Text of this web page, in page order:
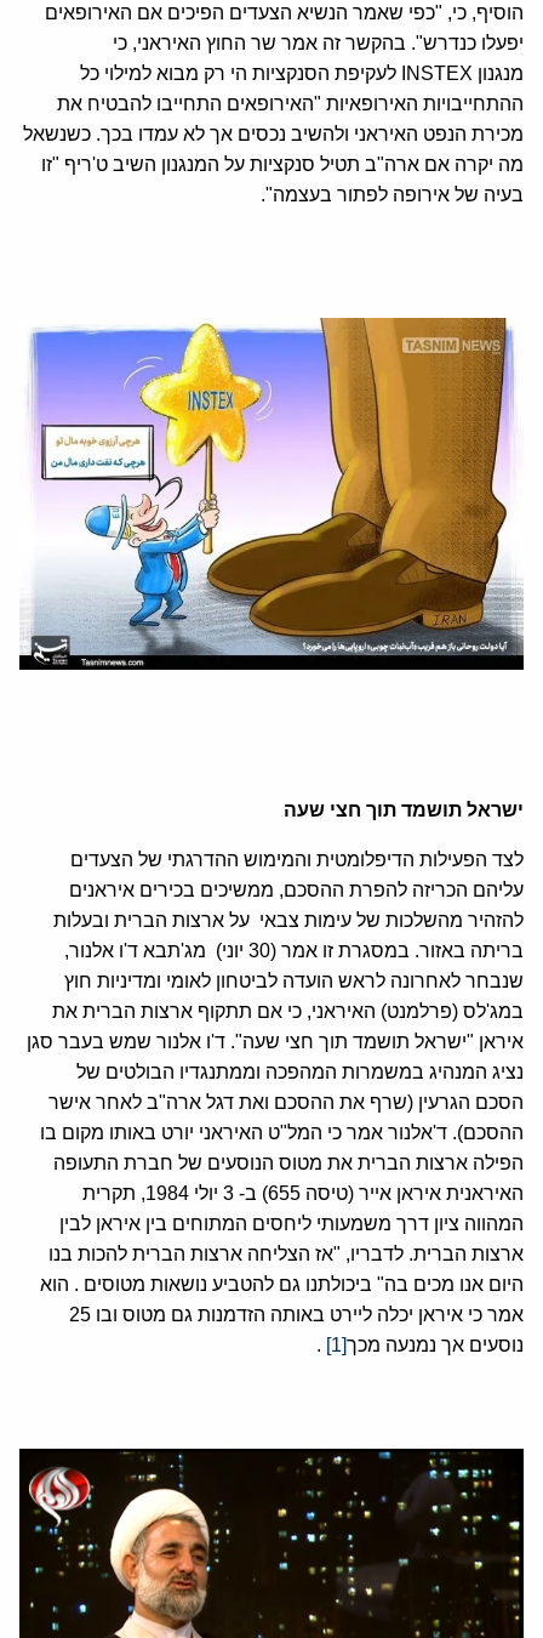
הוסיף, כי, "כפי שאמר הנשיא הצעדים הפיכים אם האירופאים
יפעלו כנדרש". בהקשר זה אמר שר החוץ האיראני, כי
מנגנון INSTEX לעקיפת הסנקציות הי רק מבוא למילוי כל
ההתחייבויות האירופאיות "האירופאים התחייבו להבטיח את
מכירת הנפט האיראני ולהשיב נכסים אך לא עמדו בכך. כשנשאל
מה יקרה אם ארה"ב תטיל סנקציות על המנגנון השיב ט'ריף "זו
בעיה של אירופה לפתור בעצמה".
ישראל תושמד תוך חצי שעה
לצד הפעילות הדיפלומטית והמימוש ההדרגתי של הצעדים
עליהם הכריזה להפרת ההסכם, ממשיכים בכירים איראנים
להזהיר מהשלכות של עימות צבאי על ארצות הברית ובעלות
בריתה באזור. במסגרת זו אמר (30 יוני) מג'תבא ד'ו אלנור,
שנבחר לאחרונה לראש הועדה לביטחון לאומי ומדיניות חוץ
במג'לס (פרלמנט) האיראני, כי אם תתקוף ארצות הברית את
איראן "ישראל תושמד תוך חצי שעה". ד'ו אלנור שמש בעבר סגן
נציג המנהיג במשמרות המהפכה וממתנגדיו הבולטים של
הסכם הגרעין (שרף את ההסכם ואת דגל ארה"ב לאחר אישר
ההסכם). ד'אלנור אמר כי המל"ט האיראני יורט באותו מקום בו
הפילה ארצות הברית את מטוס הנוסעים של חברת התעופה
האיראנית איראן אייר (טיסה 655) ב- 3 יולי 1984, תקרית
המהווה ציון דרך משמעותי ליחסים המתוחים בין איראן לבין
ארצות הברית. לדבריו, "אז הצליחה ארצות הברית להכות בנו
היום אנו מכים בה" ביכולתנו גם להטביע נושאות מטוסים . הוא
אמר כי איראן יכלה ליירט באותה הזדמנות גם מטוס ובו 25
נוסעים אך נמנעה מכך[1]
.